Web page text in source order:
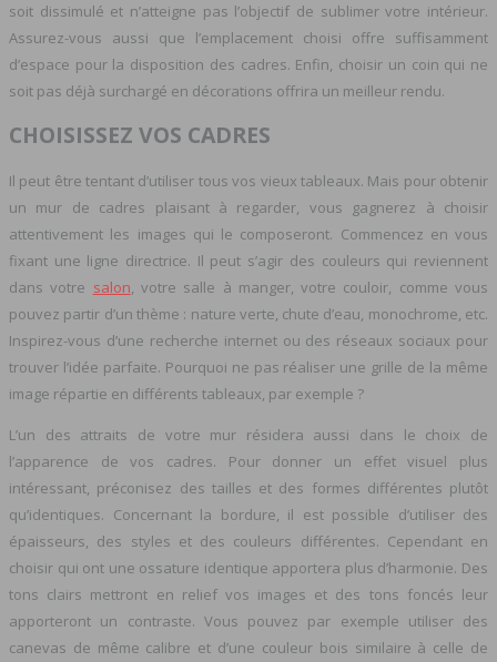
soit dissimulé et n’atteigne pas l’objectif de sublimer votre intérieur.
Assurez-vous aussi que l’emplacement choisi offre suffisamment
d’espace pour la disposition des cadres. Enfin, choisir un coin qui ne
soit pas déjà surchargé en décorations offrira un meilleur rendu.
CHOISISSEZ VOS CADRES
Il peut être tentant d’utiliser tous vos vieux tableaux. Mais pour obtenir
un mur de cadres plaisant à regarder, vous gagnerez à choisir
attentivement les images qui le composeront. Commencez en vous
fixant une ligne directrice. Il peut s’agir des couleurs qui reviennent
dans votre salon , votre salle à manger, votre couloir, comme vous
pouvez partir d’un thème : nature verte, chute d’eau, monochrome, etc.
Inspirez-vous d’une recherche internet ou des réseaux sociaux pour
trouver l’idée parfaite. Pourquoi ne pas réaliser une grille de la même
image répartie en différents tableaux, par exemple ?
L’un des attraits de votre mur résidera aussi dans le choix de
l’apparence de vos cadres. Pour donner un effet visuel plus
intéressant, préconisez des tailles et des formes différentes plutôt
qu’identiques. Concernant la bordure, il est possible d’utiliser des
épaisseurs, des styles et des couleurs différentes. Cependant en
choisir qui ont une ossature identique apportera plus d’harmonie. Des
tons clairs mettront en relief vos images et des tons foncés leur
apporteront un contraste. Vous pouvez par exemple utiliser des
canevas de même calibre et d’une couleur bois similaire à celle de